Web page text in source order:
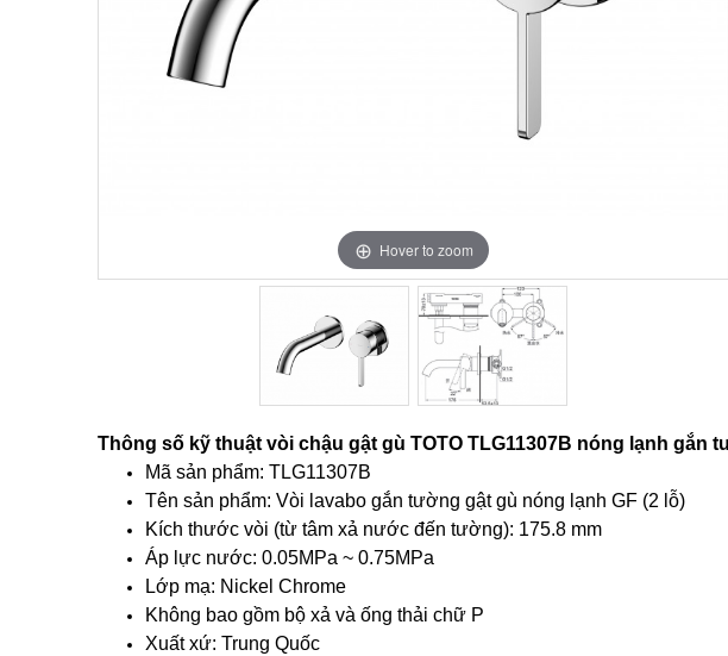
Hover to zoom
Hover to zoom
Thông số kỹ thuật vòi chậu gật gù TOTO TLG11307B nóng lạnh gắn
Mã sản phẩm: TLG11307B
Tên sản phẩm: Vòi lavabo gắn tường gật gù nóng lạnh GF (2 lỗ)
Kích thước vòi (từ tâm xả nước đến tường): 175.8 mm
Áp lực nước: 0.05MPa ~ 0.75MPa
Lớp mạ: Nickel Chrome
Không bao gồm bộ xả và ống thải chữ P
Xuất xứ: Trung Quốc